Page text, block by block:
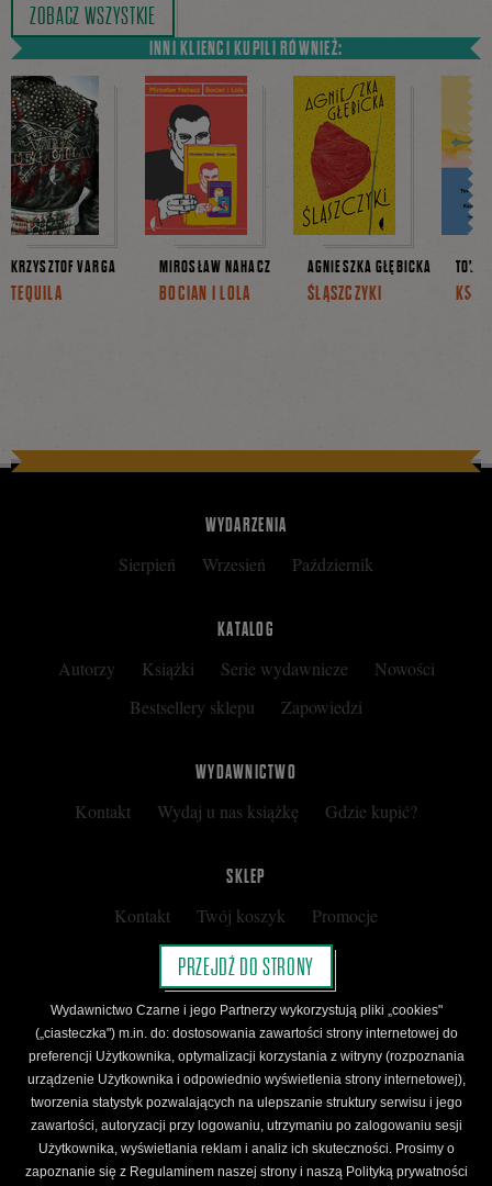
ZOBACZ WSZYSTKIE
INNI KLIENCI KUPILI RÓWNIEŻ:
KRZYSZTOF VARGA
TEQUILA
MIROSŁAW NAHACZ
BOCIAN I LOLA
AGNIESZKA GŁĘBICKA
ŚLĄSZCZYKI
TOVE
WYDARZENIA
Sierpień Wrzesień Październik
KATALOG
Autorzy Książki Serie wydawnicze
Nowości
Bestsellery sklepu
Zapowiedzi
WYDAWNICTWO
Kontakt Wydaj u nas książkę Gdzie kupić?
SKLEP
Kontakt Twój koszyk
Promocje
Kup kartę podarunkową
Nota prawna
Regulamin
Polityka prywatności
Regulamin Klubu Czarnego
Regulamin Karty Podarunkowej
ŚLEDŹ CZARNE
Facebook YouTube Instagram Newsletter
PRZEJDŹ DO STRONY
Wydawnictwo Czarne i jego Partnerzy wykorzystują pliki „cookies"
(„ciasteczka") m.in. do: dostosowania zawartości strony internetowej do
preferencji Użytkownika, optymalizacji korzystania z witryny (rozpoznania
urządzenie Użytkownika i odpowiednio wyświetlenia strony internetowej),
tworzenia statystyk pozwalających na ulepszanie struktury serwisu i jego
zawartości, autoryzacji przy logowaniu, utrzymaniu po zalogowaniu sesji
Użytkownika, wyświetlania reklam i analiz ich skuteczności. Prosimy o
zapoznanie się z Regulaminem naszej strony i naszą Polityką prywatności